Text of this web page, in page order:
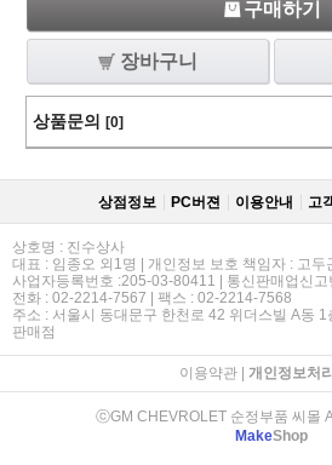
구매하기
장바구니
상품문의 [0]
상점정보 PC버젼 이용안내 고
상호명 : 진수상사
대표 : 임종오 외1명 | 개인정보 보호 책임자 : 고두
사업자등록번호 :205-03-80411 | 통신판매업신
전화 : 02-2214-7567 | 팩스 : 02-2214-7568
주소 : 서울시 동대문구 한천로 42 위더스빌 A동
판매점
이용약관| 개인정보처
ⓒGM CHEVROLET 순정부품 씨몰
MakeShop